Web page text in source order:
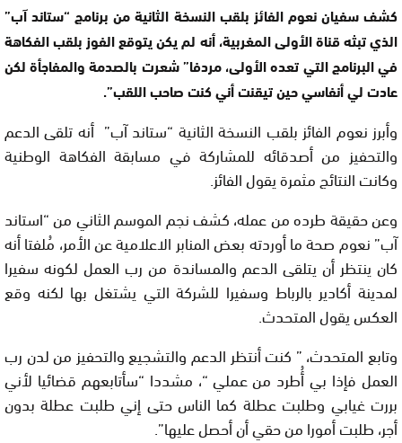
كشف سفيان نعوم الفائز بلقب النسخة الثانية من برنامج “ستاند آب”
الذي تبثه قناة الأولى المغربية، أنه لم يكن يتوقع الفوز بلقب الفكاهة
في البرنامج التي تعده الأولى، مردفا” شعرت بالصدمة والمفاجأة لكن
عادت لي أنفاسي حين تيقنت أني كنت صاحب اللقب”.
وأبرز نعوم الفائز بلقب النسخة الثانية “ستاند آب” أنه تلقى الدعم
والتحفيز من أصدقائه للمشاركة في مسابقة الفكاهة الوطنية
وكانت النتائج مثمرة يقول الفائز.
وعن حقيقة طرده من عمله، كشف نجم الموسم الثاني من “استاند
آب” نعوم صحة ما أوردته بعض المنابر الاعلامية عن الأمر، مُلفتا أنه
كان ينتظر أن يتلقى الدعم والمساندة من رب العمل لكونه سفيرا
لمدينة أكادير بالرباط وسفيرا للشركة التي يشتغل بها لكنه وقع
العكس يقول المتحدث.
وتابع المتحدث، ” كنت أنتظر الدعم والتشجيع والتحفيز من لدن رب
العمل فإذا بي أُطرد من عملي “، مشددا “سأتابعهم قضائيا لأني
بررت غيابي وطلبت عطلة كما الناس حتى إني طلبت عطلة بدون
أجر، طلبت أمورا من حقي أن أحصل عليها”.